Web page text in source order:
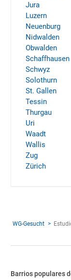
Jura
Luzern
Neuenburg
Nidwalden
Obwalden
Schaffhausen
Schwyz
Solothurn
St. Gallen
Tessin
Thurgau
Uri
Waadt
Wallis
Zug
Zürich
WG-Gesucht
Barrios populares